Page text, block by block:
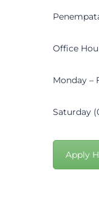
Office
Monday –
Saturday
Apply